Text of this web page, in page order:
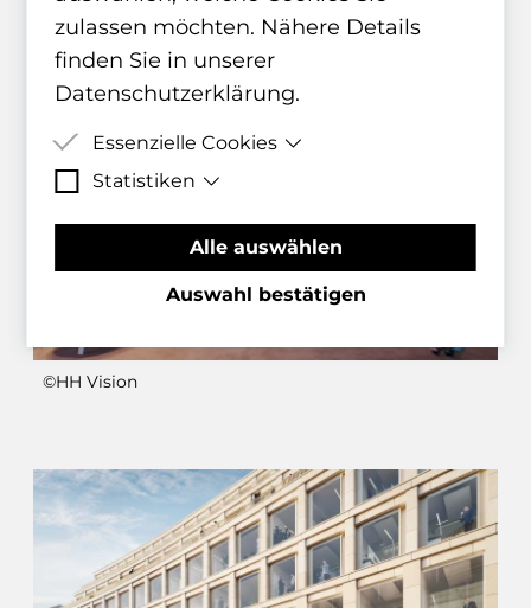
©HH Vision
zulassen möchten. Nähere Details
finden Sie in unserer
Datenschutzerklärung.
Essenzielle Cookies
Essenzielle Cookies sind Cookies,
welche für die ordnungsgemäße
Funktion der Website benötigt
werden.
Statistiken
Matomo Statistik-Cookies helfen
uns zu verstehen, wie Besucher mit
der Webseite interagiert, indem
und gemeldet werden.
Alle auswählen
Auswahl bestätigen